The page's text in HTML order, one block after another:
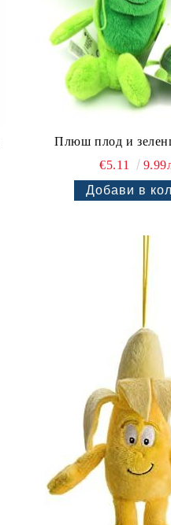
Плюш плод и
€5.11